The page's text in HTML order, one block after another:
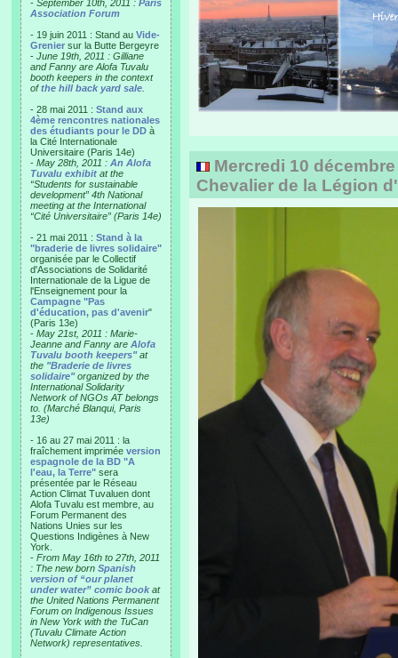
- September 10th, 2011 : Paris
Association Forum
- 19 juin 2011 : Stand au Vide-
Grenier sur la Butte Bergeyre
- June 19th, 2011 : Gilliane
and Fanny are Alofa Tuvalu
booth keepers in the context
ofthe hill back yard sale
- 28 mai 2011 : Stand aux
4ème rencontres nationales
des étudiants pour le DD à
la Cité Internationale
Universitaire (Paris 14e)
- May 28th, 2011 : An Alofa
Tuvalu exhibit at the
“Students for sustainable
development” 4th National
meeting at the International
“Cité Universitaire” (Paris 14e)
- 21 mai 2011 : Stand à la
"braderie de livres solidaire"
organisée par le Collectif
d'Associations de Solidarité
Internationale de la Ligue de
l'Enseignement pour la
Campagne "Pas
d'éducation, pas d'avenir"
(Paris 13e)
- May 21st, 2011 : Marie-
Jeanne and Fanny are Alofa
Tuvalu booth keepers"at
the "Braderie de livres
solidaire"organized by the
International Solidarity
Network of NGOs AT belongs
to. (Marché Blanqui, Paris
13e)
- 16 au 27 mai 2011 : la
fraîchement imprimée version
espagnole de la BD "A
l'eau, la Terre" sera
présentée par le Réseau
Action Climat Tuvaluen dont
Alofa Tuvalu est membre, au
Forum Permanent des
Nations Unies sur les
Questions Indigènes à New
York.
- From May 16th to 27th, 2011
: The new born Spanish
version of “our planet
under water” comic book at
the United Nations Permanent
Forum on Indigenous Issues
in New York with the TuCan
(Tuvalu Climate Action
Network) representatives.
Mercredi 10
Chevalier de la Légion